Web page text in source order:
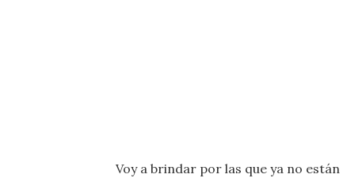
Voy a brindar por las que ya no están